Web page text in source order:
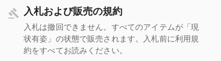
入札および販売の規約
入札は撤回できません。すべてのアイテムが「現
状有姿」の状態で販売されます。入札前に利用規
約をすべてお読みください。